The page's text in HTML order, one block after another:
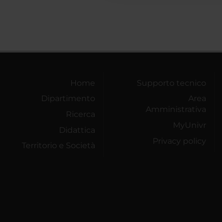
Home
Dipartimento
Ricerca
Didattica
Territorio e Società
Supporto tecnico
Area
Amministrativa
MyUnivr
Privacy policy